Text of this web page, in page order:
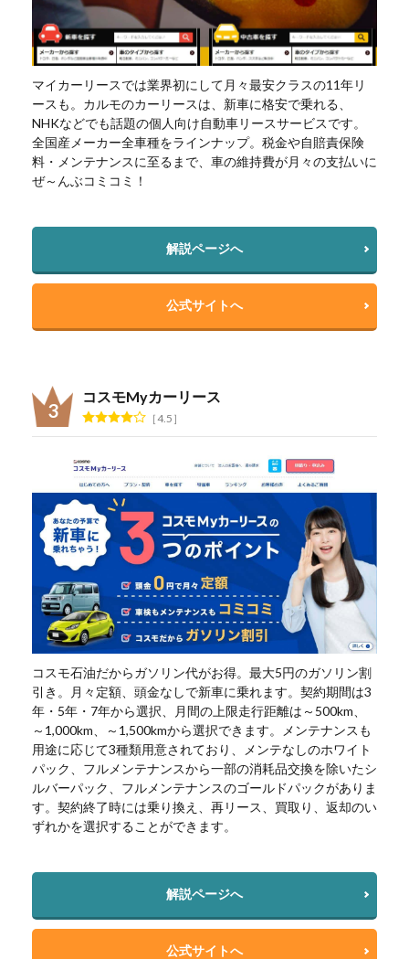
マイカーリースでは業界初にして月々最安クラスの11年リ
ースも。カルモのカーリースは、新車に格安で乗れる、
NHKなどでも話題の個人向け自動車リースサービスです。
全国産メーカー全車種をラインナップ。税金や自賠責保険
料・メンテナンスに至るまで、車の維持費が月々の支払いに
ぜ～んぶコミコミ！
解説ページへ
公式サイトへ
コスモMyカーリース
4.5
コスモ石油だからガソリン代がお得。最大5円のガソリン割
引き。月々定額、頭金なしで新車に乗れます。契約期間は3
年・5年・7年から選択、月間の上限走行距離は～500km、
～1,000km、～1,500kmから選択できます。メンテナンスも
用途に応じて3種類用意されており、メンテなしのホワイト
パック、フルメンテナンスから一部の消耗品交換を除いたシ
ルバーパック、フルメンテナンスのゴールドパックがありま
す。契約終了時には乗り換え、再リース、買取り、返却のい
ずれかを選択することができます。
解説ページへ
公式サイトへ